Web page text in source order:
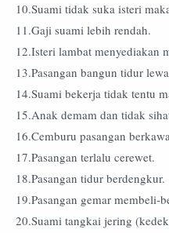
10.Suami tidak suka isteri
11.Gaji suami lebih rendah.
12.Isteri lambat menyediakan
13.Pasangan bangun tidur
14.Suami bekerja tidak tentu
15.Anak demam dan tidak
16.Cemburu pasangan
17.Pasangan terlalu cerewet.
18.Pasangan tidur berdengkur.
19.Pasangan gemar membeli-
20.Suami tangkai jering